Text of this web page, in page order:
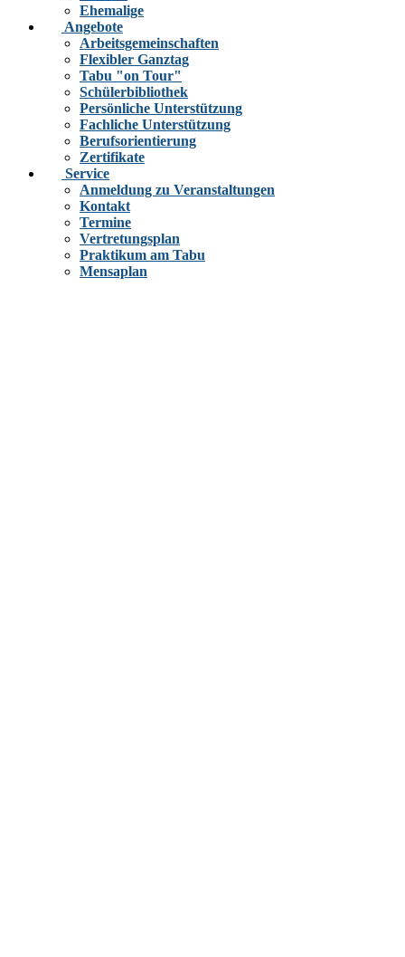
Ehemalige
Angebote
Arbeitsgemeinschaften
Flexibler Ganztag
Tabu "on Tour"
Schülerbibliothek
Persönliche Unterstützung
Fachliche Unterstützung
Berufsorientierung
Zertifikate
Service
Anmeldung zu Veranstaltungen
Kontakt
Termine
Vertretungsplan
Praktikum am Tabu
Mensaplan